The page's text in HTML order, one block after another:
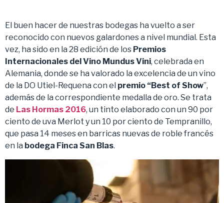
El buen hacer de nuestras bodegas ha vuelto a ser
reconocido con nuevos galardones a nivel mundial. Esta
vez, ha sido en la 28 edición de los Premios
Internacionales del Vino Mundus Vini, celebrada en
Alemania, donde se ha valorado la excelencia de un vino
de la DO Utiel-Requena con el premio “Best of Show”,
además de la correspondiente medalla de oro. Se trata
de Las Hormas 2016, un tinto elaborado con un 90 por
ciento de uva Merlot y un 10 por ciento de Tempranillo,
que pasa 14 meses en barricas nuevas de roble francés
en la bodega Finca San Blas.